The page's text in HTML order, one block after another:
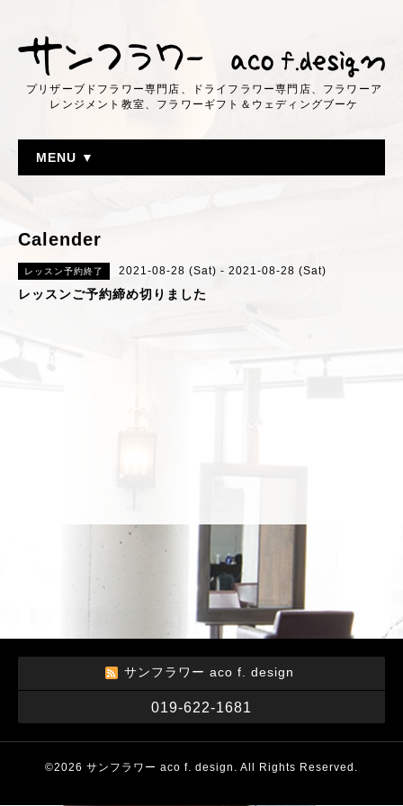
プリザーブドフラワー専門店、ドライフラワー専門店、フラワーア
レンジメント教室、フラワーギフト＆ウェディングブーケ
MENU ▼
Calender
レッスン予約終了 2021-08-28 (Sat) - 2021-08-28 (Sat)
レッスンご予約締め切りました
サンフラワー aco f. design
019-622-1681
©2026 サンフラワー aco f. design . All Rights Reserved.